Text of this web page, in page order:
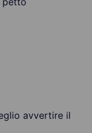
avvertire il